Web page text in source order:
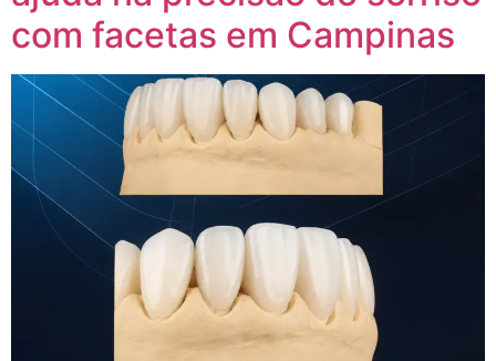
com facetas em Campinas